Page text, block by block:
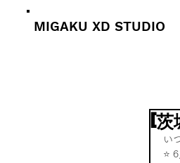
MIGAKU XD STUDIO
[茨
い
⭐️